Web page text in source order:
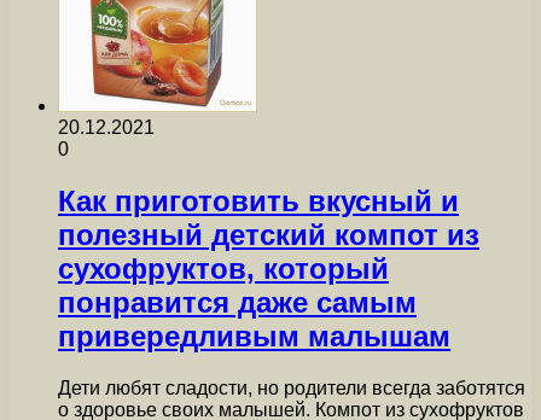
20.12.2021
0
Как приготовить вкусный и
полезный детский компот из
сухофруктов, который
понравится даже самым
привередливым малышам
Дети любят сладости, но родители всегда заботятся
о здоровье своих малышей. Компот из сухофруктов